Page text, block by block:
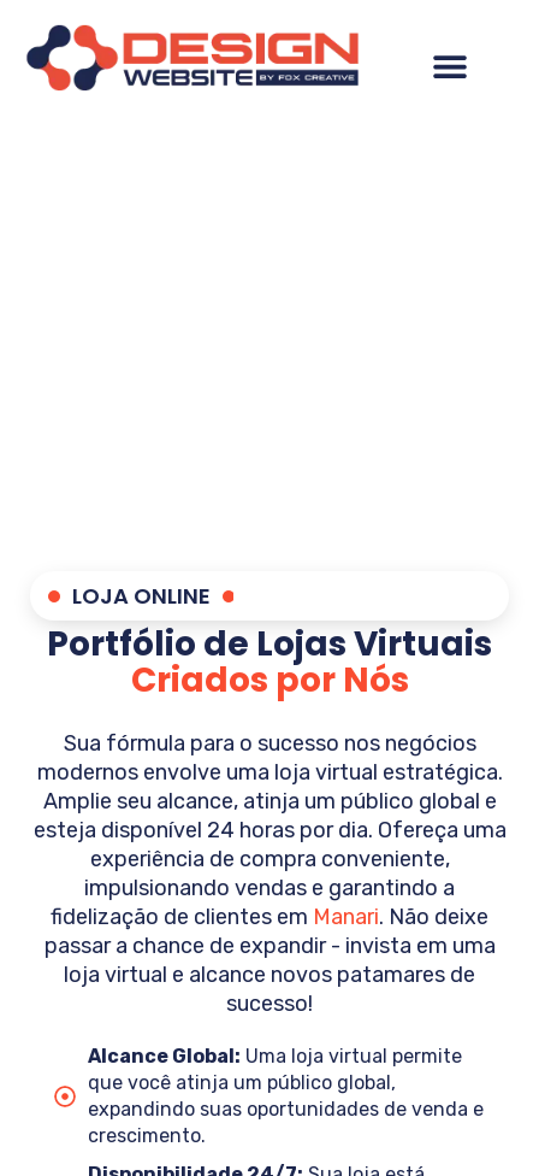
LOJA ONLINE
Portfólio de Lojas Virtuais
Criados por Nós
Sua fórmula para o sucesso nos negócios
modernos envolve uma loja virtual estratégica.
Amplie seu alcance, atinja um público global e
esteja disponível 24 horas por dia. Ofereça uma
experiência de compra conveniente,
impulsionando vendas e garantindo a
fidelização de clientes em Manari. Não deixe
passar a chance de expandir - invista em uma
loja virtual e alcance novos patamares de
sucesso!
Alcance Global: Uma loja virtual permite
que você atinja um público global,
expandindo suas oportunidades de venda e
crescimento.